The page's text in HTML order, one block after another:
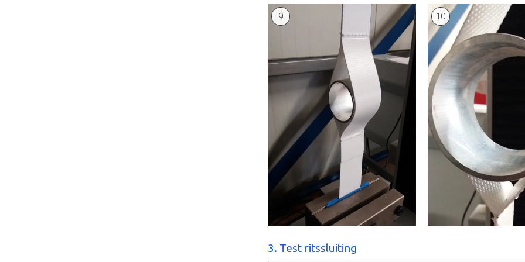
9 10
3. Test ritssluiting